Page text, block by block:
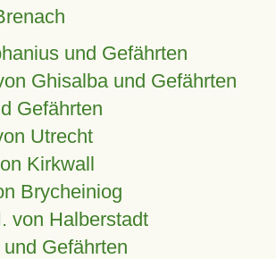
und Gefährten
Ghisalba und Gefährten
Gefährten
Utrecht
Kirkwall
Brycheiniog
von Halberstadt
Gefährten